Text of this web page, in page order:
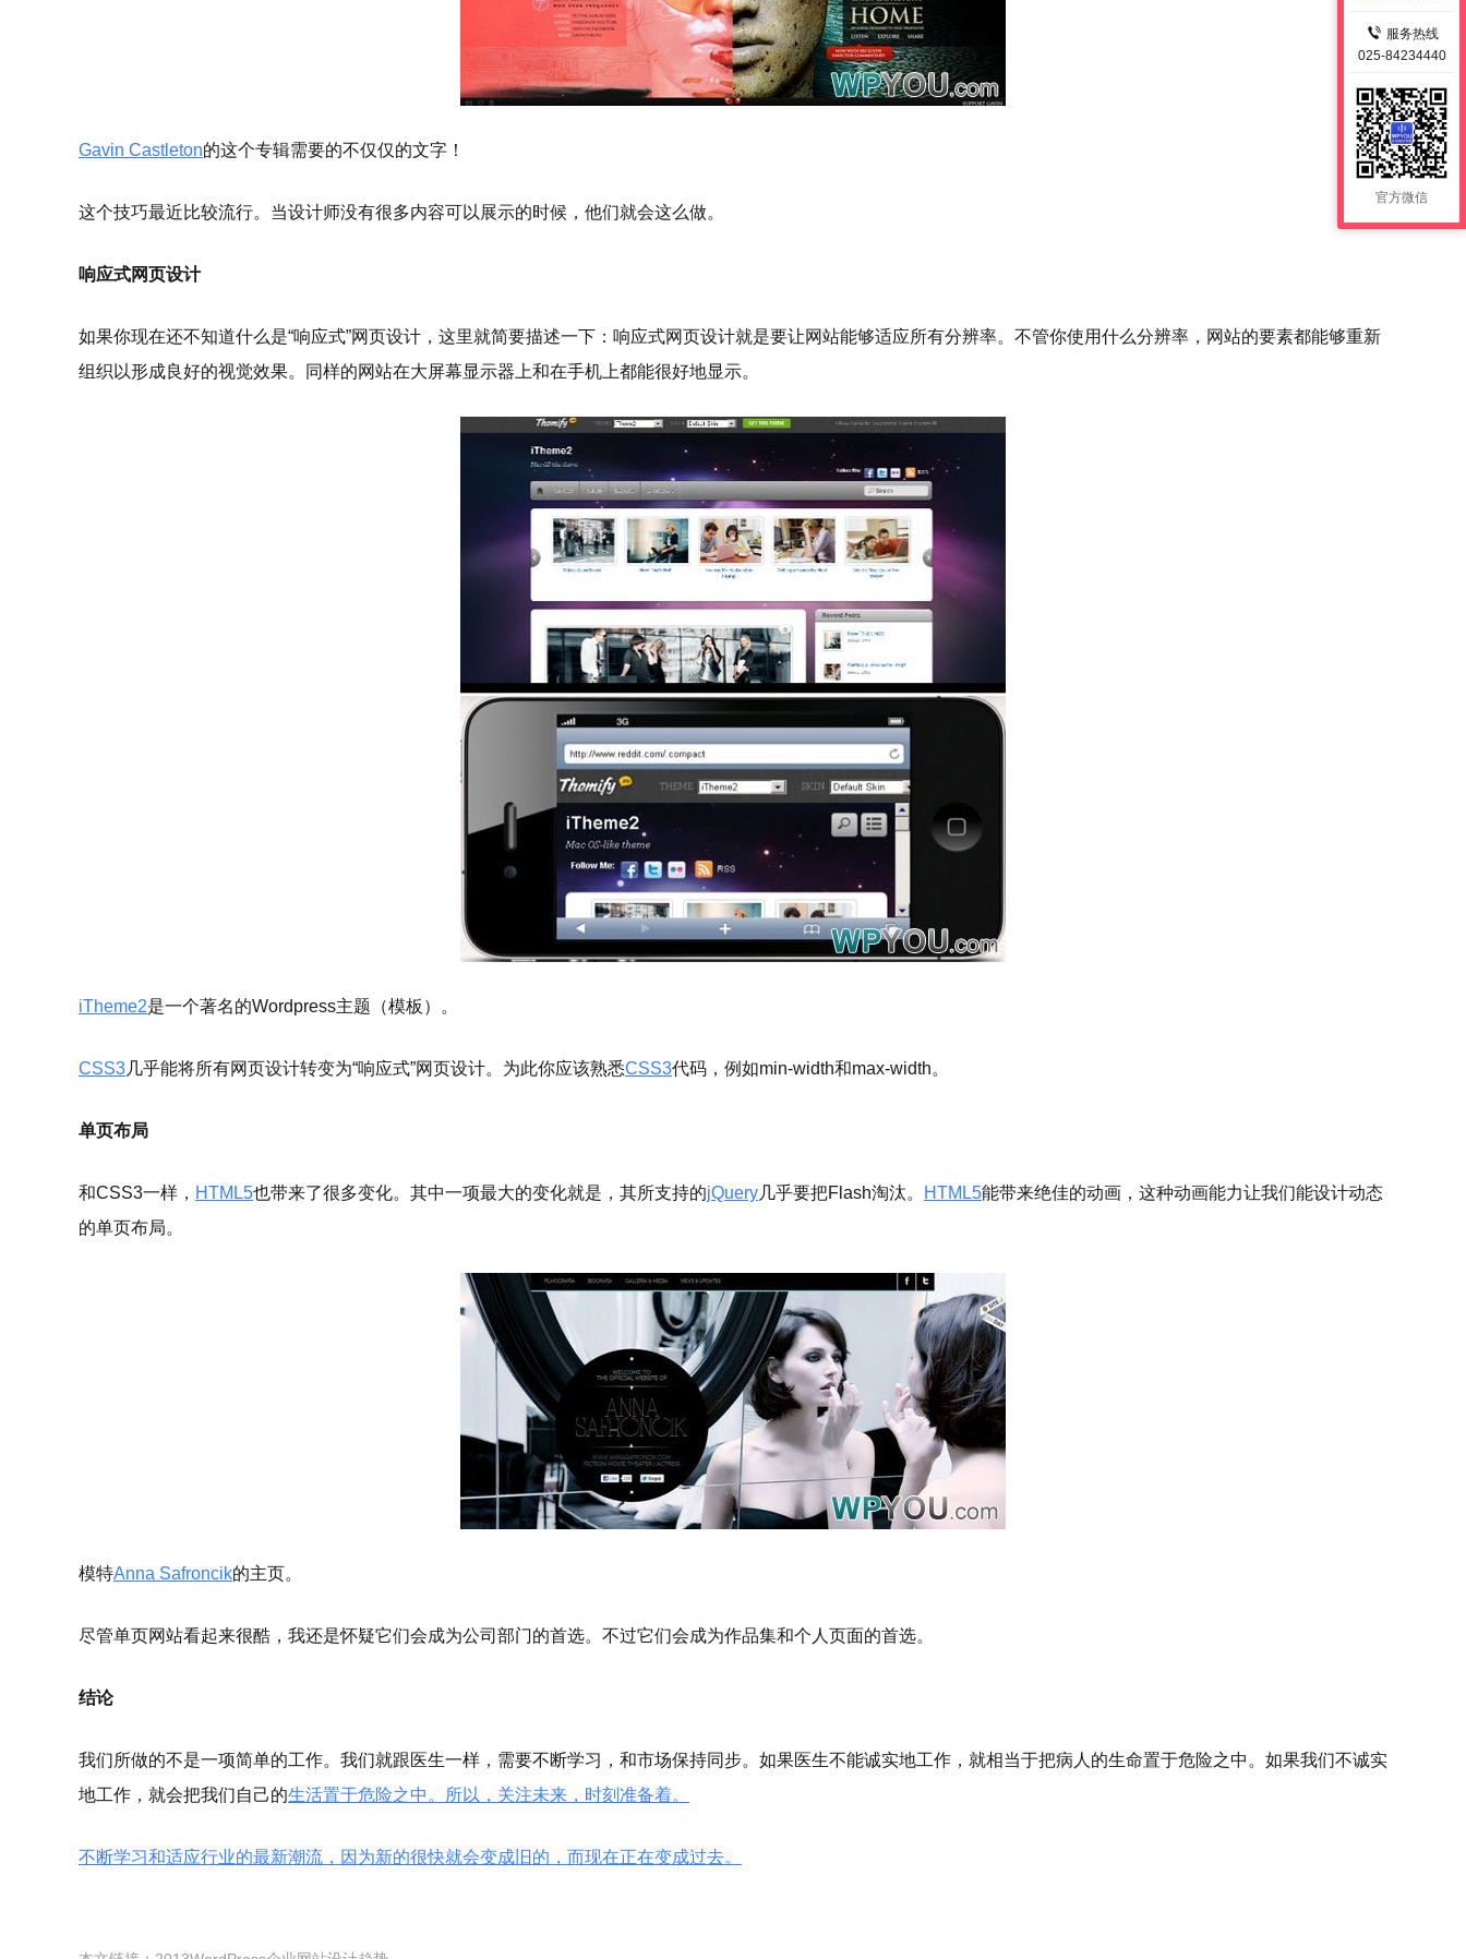
Gavin Castleton的这个专辑需要的不仅仅的文字！
这个技巧最近比较流行。当设计师没有很多内容可以展示的时候，他们就会这么做。
响应式网页设计
如果你现在还不知道什么是“响应式”网页设计，这里就简要描述一下：响应式网页设计就是要让网站能够适应所有分辨率。不管你使用什么分辨率，网站的要素都能够重新
组织以形成良好的视觉效果。同样的网站在大屏幕显示器上和在手机上都能很好地显示。
iTheme2是一个著名的Wordpress主题（模板）。
CSS3几乎能将所有网页设计转变为“响应式”网页设计。为此你应该熟悉CSS3代码，例如min-width和max-width。
单页布局
和CSS3一样， HTML5也带来了很多变化。其中一项最大的变化就是，其所支持的jQuery几乎要把Flash淘汰。 HTML5能带来绝佳的动画，这种动画能力让我们能设计动态
的单页布局。
模特Anna Safroncik的主页。
尽管单页网站看起来很酷，我还是怀疑它们会成为公司部门的首选。不过它们会成为作品集和个人页面的首选。
结论
我们所做的不是一项简单的工作。我们就跟医生一样，需要不断学习，和市场保持同步。如果医生不能诚实地工作，就相当于把病人的生命置于危险之中。如果我们不诚实
地工作，就会把我们自己的生活置于危险之中。所以，关注未来，时刻准备着。
不断学习和适应行业的最新潮流，因为新的很快就会变成旧的，而现在正在变成过去。
服务热线
025-84234440
官方微信